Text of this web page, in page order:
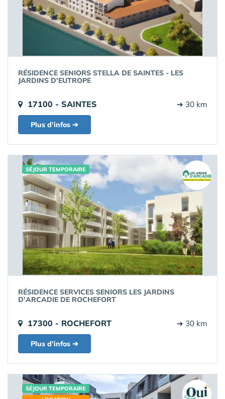
RÉSIDENCE SENIORS STELLA DE SAINTES - LES
JARDINS D'EUTROPE
17100 - SAINTES ➔ 30 km
Plus d'infos ➔
SÉJOUR TEMPORAIRE
RÉSIDENCE SERVICES SENIORS LES JARDINS
D'ARCADIE DE ROCHEFORT
17300 - ROCHEFORT ➔ 30 km
Plus d'infos ➔
SÉJOUR TEMPORAIRE